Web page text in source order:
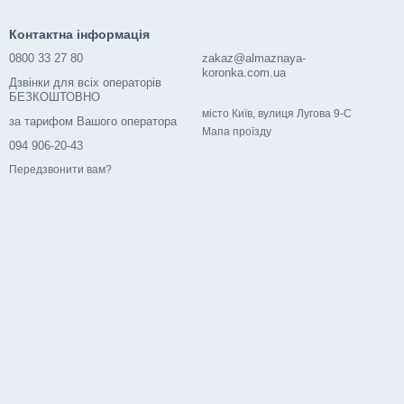
Контактна інформація
0800 33 27 80
Дзвінки для всіх операторів
БЕЗКОШТОВНО
за тарифом Вашого оператора
094 906-20-43
Передзвонити вам?
zakaz@almaznaya-
koronka.com.ua
місто Київ, вулиця Лугова 9-С
Мапа проїзду